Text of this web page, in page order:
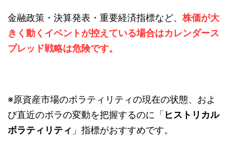
金融政策・決算発表・重要経済指標など、株価が大
きく動くイベントが控えている場合はカレンダース
プレッド戦略は危険です。
※原資産市場のボラティリティの現在の状態、およ
び直近のボラの変動を把握するのに「ヒストリカル
ボラティリティ 」指標がおすすめです。